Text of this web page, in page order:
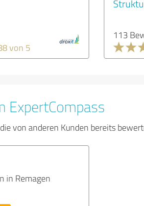
von 5
113
ExpertCompass
von anderen Kunden bereits
in Remagen